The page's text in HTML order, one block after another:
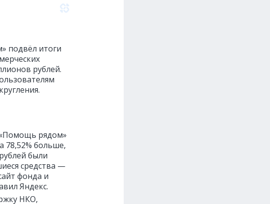
подвёл итоги
рублей.
«Помощь рядом»
78,52% больше,
были
средства —
фонда и
Яндекс.
НКО,